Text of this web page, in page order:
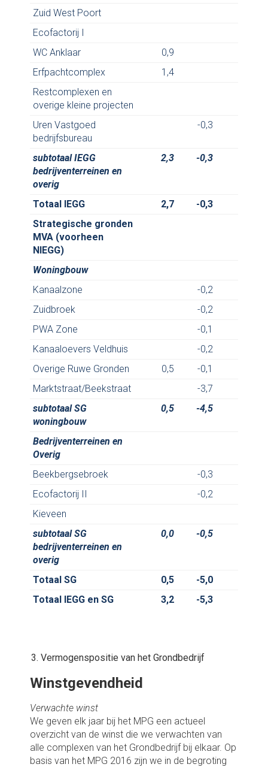
Zuid West Poort
Ecofactorij I
WC Anklaar
0,9
Erfpachtcomplex
1,4
Restcomplexen en
overige kleine projecten
Uren Vastgoed
bedrijfsbureau
-0,3
subtotaal IEGG
bedrijventerreinen en
overig
2,3 -0,3
Totaal IEGG 2,7 -0,3
Strategische gronden
MVA (voorheen
NIEGG)
Woningbouw
Kanaalzone
-0,2
Zuidbroek
-0,2
PWA Zone
-0,1
Kanaaloevers Veldhuis
-0,2
Overige Ruwe Gronden
0,5
-0,1
Marktstraat/Beekstraat
-3,7
subtotaal SG
woningbouw
0,5 -4,5
Bedrijventerreinen en
Overig
Beekbergsebroek
-0,3
Ecofactorij II
-0,2
Kieveen
subtotaal SG
bedrijventerreinen en
overig
0,0 -0,5
Totaal SG 0,5 -5,0
Totaal IEGG en SG
3,2 -5,3
Vermogenspositie van het Grondbedrijf
Winstgevendheid
Verwachte winst
We geven elk jaar bij het MPG een actueel
overzicht van de winst die we verwachten van
alle complexen van het Grondbedrijf bij elkaar. Op
basis van het MPG 2016 zijn we in de begroting